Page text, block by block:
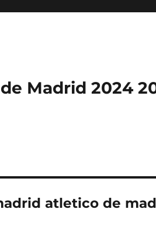
Madrid 2024
atletico de